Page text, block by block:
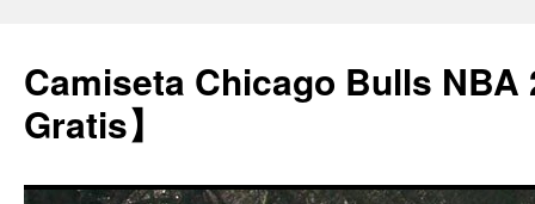
Camiseta Chicago Bulls NBA
Gratis】